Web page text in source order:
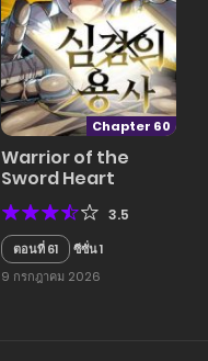
Chapter 60
Warrior of the
Sword Heart
3.5
ตอนที่ 61
ซีซั่น 1
9 กรกฎาคม 2026